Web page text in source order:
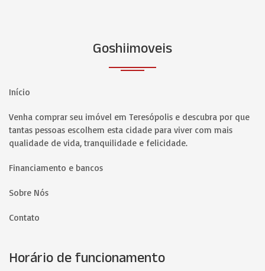
Goshiimoveis
Início
Venha comprar seu imóvel em Teresópolis e descubra por que
tantas pessoas escolhem esta cidade para viver com mais
qualidade de vida, tranquilidade e felicidade.
Financiamento e bancos
Sobre Nós
Contato
Horário de funcionamento